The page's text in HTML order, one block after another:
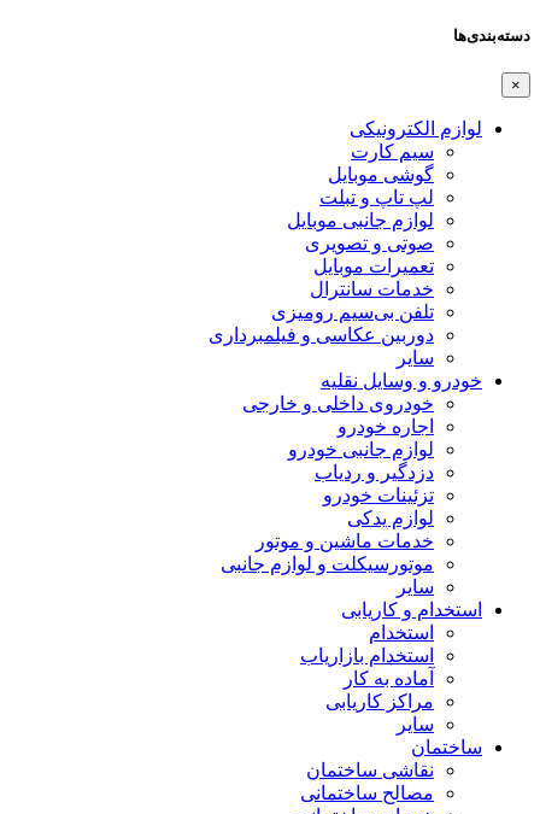
دسته‌بندی‌ها
×
لوازم الکترونیکی
سیم کارت
گوشی موبایل
لپ تاپ و تبلت
لوازم جانبی موبایل
صوتی و تصویری
تعمیرات موبایل
خدمات سانترال
تلفن بی‌سیم رومیزی
دوربین عکاسی و فیلمبرداری
سایر
خودرو و وسایل نقلیه
خودروی داخلی و خارجی
اجاره خودرو
لوازم جانبی خودرو
دزدگیر و ردیاب
تزئینات خودرو
لوازم یدکی
خدمات ماشین و موتور
موتورسیکلت و لوازم جانبی
سایر
استخدام و کاریابی
استخدام
استخدام بازاریاب
آماده به کار
مراکز کاریابی
سایر
ساختمان
نقاشی ساختمان
مصالح ساختمانی